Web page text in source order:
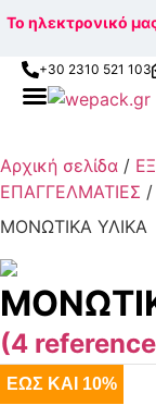
content
Το ηλεκτρονικό
+30 2310 521 103
Αρχική σελίδα /
ΕΠΑΓΓΕΛΜΑΤΙΕΣ
ΜΟΝΩΤΙΚΑ ΥΛΙΚΑ
(4
ΕΩΣ ΚΑΙ 10%